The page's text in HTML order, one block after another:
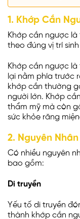
1. Khớp Cắn
Khớp cắn ngược
theo đúng vị trí sinh
Khớp cắn ngược
lại nằm phía trước
khớp cắn thường
người lớn. Khớp
thẩm mỹ mà còn
sức khỏe răng
2. Nguyên
Có nhiều nguyên
bao gồm:
Di truyền
Yếu tố di truyền
thành khớp cắn